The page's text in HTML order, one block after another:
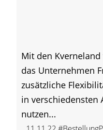
Mit den
das Unternehmen
zusätzliche
in verschiedensten
nutzen...